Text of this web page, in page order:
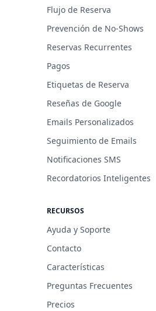
Flujo de Reserva
Prevención de No-Shows
Reservas Recurrentes
Pagos
Etiquetas de Reserva
Reseñas de Google
Emails Personalizados
Seguimiento de Emails
Notificaciones SMS
Recordatorios Inteligentes
RECURSOS
Ayuda y Soporte
Contacto
Características
Preguntas Frecuentes
Precios